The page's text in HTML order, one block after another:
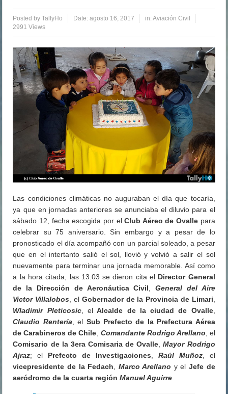
Posted byTallyHo Date:agosto 16, 2017 in:Aviación Civil
2991 Views
Las condiciones climáticas no auguraban el día que tocaría,
ya que en jornadas anteriores se anunciaba el diluvio para el
sábado 12, fecha escogida por elClub Aéreo de Ovallepara
celebrar su 75 aniversario. Sin embargo y a pesar de lo
pronosticado el día acompañó con un parcial soleado, a pesar
que en el intertanto salió el sol, llovió y volvió a salir el sol
nuevamente para terminar una jornada memorable. Así como
a la hora citada, las 13:03 se dieron cita el Director General
de la Dirección de Aeronáutica Civil ,General del Aire
Victor Villalobos , el Gobernador de la Provincia de Limari
Wladimir Pleticosic, el Alcalde de la ciudad de Ovalle,
Claudio Rentería , el Sub Prefecto de la Prefectura Aérea
de Carabineros de Chile Comandante Rodrigo Arellano , el
Comisario de la 3era Comisaria de Ovalle ,Mayor Rodrigo
Ajraz; el Prefecto de Investigaciones Raúl Muñoz, el
vicepresidente de la Fedach
Marco Arellano y el Jefe de
aeródromo de la cuarta región Manuel Aguirre